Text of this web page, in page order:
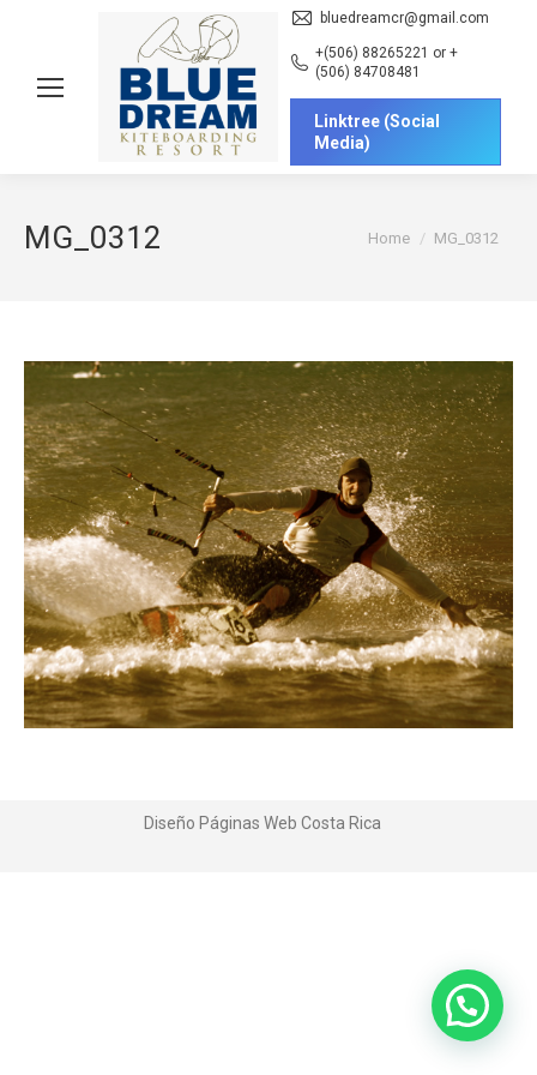
bluedreamcr@gmail.com
+(506) 88265221 or +
(506) 84708481
Linktree (Social
Media)
MG_0312 You are here:
Home MG_0312
Diseño Páginas Web Costa Rica